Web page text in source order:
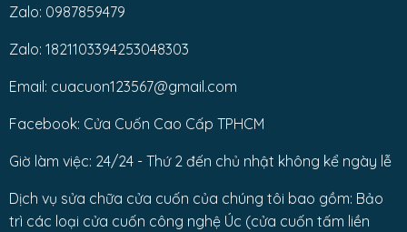
Zalo: 0987859479
Zalo: 1821103394253048303
Email: cuacuon123567@gmail.com
Facebook: Cửa Cuốn Cao Cấp TPHCM
Giờ làm việc: 24/24 - Thứ 2 đến chủ nhật không kể ngày lễ
Dịch vụ sửa chữa cửa cuốn của chúng tôi bao gồm: Bảo
trì các loại cửa cuốn công nghệ Úc (cửa cuốn tấm liền